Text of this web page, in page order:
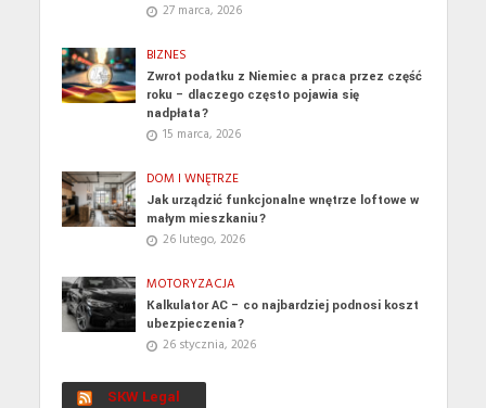
27 marca, 2026
BIZNES
Zwrot podatku z Niemiec a praca przez część
roku – dlaczego często pojawia się
nadpłata?
15 marca, 2026
DOM I WNĘTRZE
Jak urządzić funkcjonalne wnętrze loftowe w
małym mieszkaniu?
26 lutego, 2026
MOTORYZACJA
Kalkulator AC – co najbardziej podnosi koszt
ubezpieczenia?
26 stycznia, 2026
SKW Legal